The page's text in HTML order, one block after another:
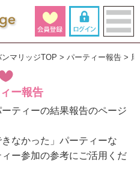
マリッジTOP パーティー報告
ー報告
ティーの結果報告のページ
なかった」パーティーな
ー参加の参考にご活用くだ